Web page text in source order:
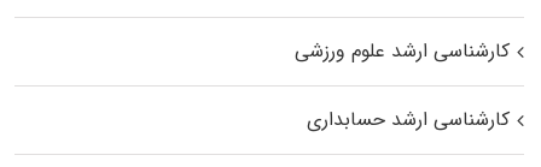
کارشناسی ارشد علوم ورزشی
کارشناسی ارشد حسابداری